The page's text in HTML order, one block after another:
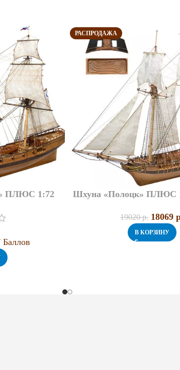
ПЛЮС 1:72
Баллов
РАСПРОДАЖА
Шхуна «Полоцк» ПЛЮС
19020p. 18069
В КОРЗИНУ